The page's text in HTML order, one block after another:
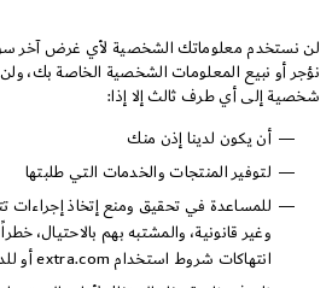
لن نستخدم معلوماتك الشخصية لأي غرض آخر
نؤجر أو نبيع المعلومات الشخصية الخاصة بك،
شخصية إلى أي طرف ثالث إلا إذا:
أن يكون لدينا إذن منك
لتوفير المنتجات والخدمات التي طلبتها
للمساعدة في تحقيق ومنع إتخاذ إجراءات
وغير قانونية، والمشتبه بهم بالاحتيال،
انتهاكات شروط استخدام extra.com أو للدفاع ضد المطالبات القانونية.